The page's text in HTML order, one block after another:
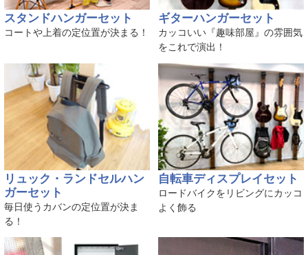
スタンドハンガーセット
コートや上着の定位置が決まる！
ギターハンガーセット
カッコいい『趣味部屋』の雰囲気
をこれで演出！
リュック・ランドセルハン
ガーセット
毎日使うカバンの定位置が決ま
る！
自転車ディスプレイセット
ロードバイクをリビングにカッコ
よく飾る